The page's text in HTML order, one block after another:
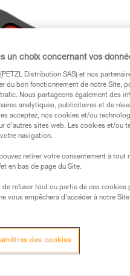
un choix concernant vos
(PETZL Distribution SAS) et nos
du bon fonctionnement de notre Site,
Nous partageons également des
analytiques, publicitaires et de
acceptez, nos cookies et/ou
d’autres sites web. Les cookies et/ou
navigation.
retirer votre consentement à tout
en bas de page du Site.
de refuser tout ou partie de ces
vous empêchera d’accéder à notre
des cookies